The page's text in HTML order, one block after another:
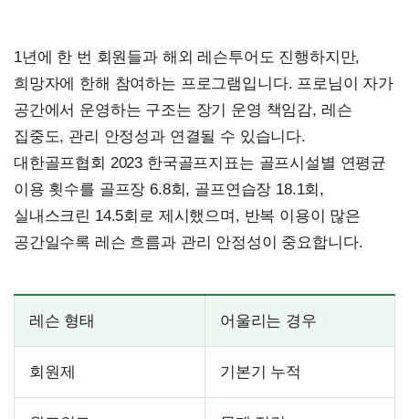
1년에 한 번 회원들과 해외 레슨투어도 진행하지만,
희망자에 한해 참여하는 프로그램입니다. 프로님이 자가
공간에서 운영하는 구조는 장기 운영 책임감, 레슨
집중도, 관리 안정성과 연결될 수 있습니다.
대한골프협회 2023 한국골프지표는 골프시설별 연평균
이용 횟수를 골프장 6.8회, 골프연습장 18.1회,
실내스크린 14.5회로 제시했으며, 반복 이용이 많은
공간일수록 레슨 흐름과 관리 안정성이 중요합니다.
레슨 형태 어울리는 경우
회원제 기본기 누적